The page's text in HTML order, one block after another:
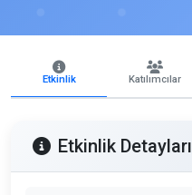
Etkinlik Katılımcılar
Etkinlik Detayları